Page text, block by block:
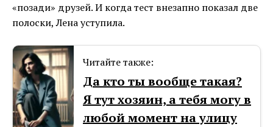
«позади» друзей. И когда тест внезапно показал две
полоски, Лена уступила.
Читайте также:
Да кто ты вообще такая?
Я тут хозяин, а тебя могу в
любой момент на улицу